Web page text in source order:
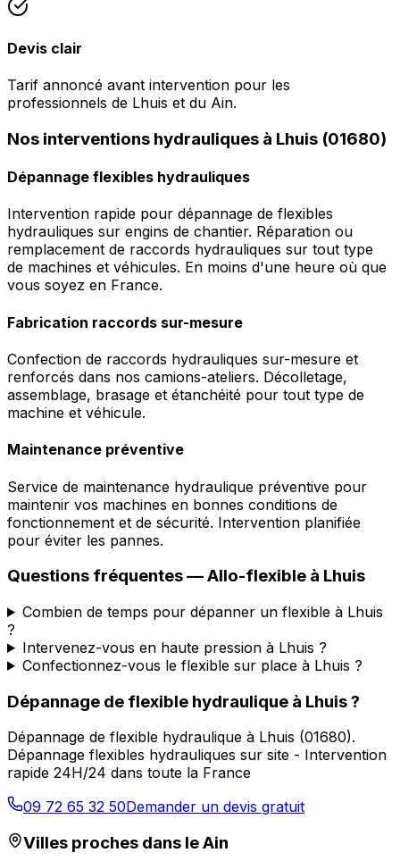
Devis clair
Tarif annoncé avant intervention pour les
professionnels de Lhuis et du Ain.
Nos interventions hydrauliques à Lhuis (01680)
Dépannage flexibles hydrauliques
Intervention rapide pour dépannage de flexibles
hydrauliques sur engins de chantier. Réparation ou
remplacement de raccords hydrauliques sur tout type
de machines et véhicules. En moins d'une heure où que
vous soyez en France.
Fabrication raccords sur-mesure
Confection de raccords hydrauliques sur-mesure et
renforcés dans nos camions-ateliers. Décolletage,
assemblage, brasage et étanchéité pour tout type de
machine et véhicule.
Maintenance préventive
Service de maintenance hydraulique préventive pour
maintenir vos machines en bonnes conditions de
fonctionnement et de sécurité. Intervention planifiée
pour éviter les pannes.
Questions fréquentes —Allo-flexible à Lhuis
Combien de temps pour dépanner un flexible à Lhuis
?
Intervenez-vous en haute pression à Lhuis ?
Confectionnez-vous le flexible sur place à Lhuis ?
Dépannage de flexible hydraulique à Lhuis?
Dépannage de flexible hydraulique à Lhuis (01680).
Dépannage flexibles hydrauliques sur site - Intervention
rapide 24H/24 dans toute la France
09 72 65 32 50Demander un devis gratuit
Villes proches dans leAin